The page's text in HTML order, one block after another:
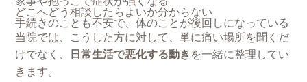
どこへどう相談したらよいか分からない
手続きのことも不安で、体のことが後回しになっている
当院では、こうした方に対して、単に痛い場所を聞くだ
けでなく、
日常生活で悪化する動き を一緒に整理してい
きます。